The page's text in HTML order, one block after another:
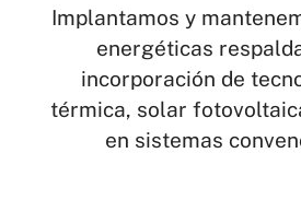
Implantamos y
energéticas
incorporación de
térmica, solar
en sistemas